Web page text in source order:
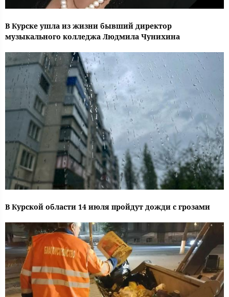
В Курске ушла из жизни бывший директор
музыкального колледжа Людмила Чунихина
В Курской области 14 июля пройдут дожди с грозами